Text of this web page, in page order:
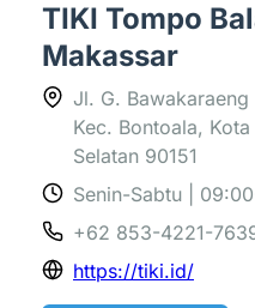
TIKI Tompo
Makassar
Jl. G. Bawakaraeng
Kec. Bontoala,
Selatan 90151
Senin-Sabtu |
+62 853-4221-
https://tiki.id/